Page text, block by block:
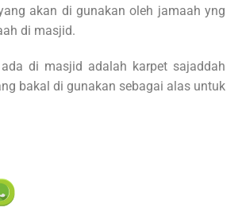
akan di gunakan oleh jamaah yng
di masjid.
di masjid adalah karpet sajaddah
bakal di gunakan sebagai alas untuk